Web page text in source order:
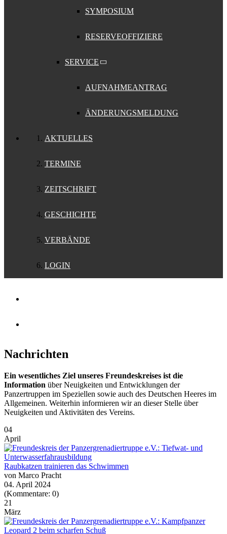
SYMPOSIUM
RESERVEOFFIZIERE
SERVICE
AUFNAHMEANTRAG
ÄNDERUNGSMELDUNG
AKTUELLES
TERMINE
ZEITSCHRIFT
GESCHICHTE
VERBÄNDE
LOGIN
Nachrichten
Ein wesentliches Ziel unseres Freundeskreises ist die
Information über Neuigkeiten und Entwicklungen der
Panzertruppen im Speziellen sowie auch des Deutschen Heeres im
Allgemeinen. Weiterhin informieren wir an dieser Stelle über
Neuigkeiten und Aktivitäten des Vereins.
04
April
Raubkatzen trainieren das Schwimmen
von Marco Pracht
04. April 2024
(Kommentare: 0)
21
März